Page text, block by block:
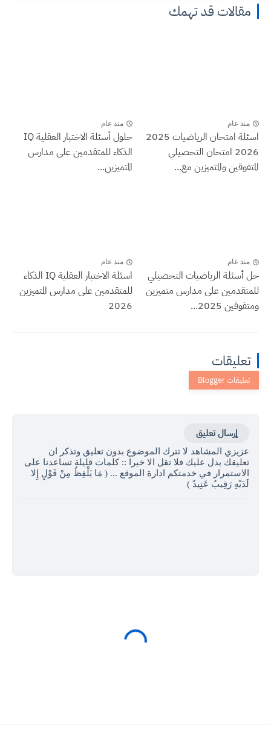
مقالات قد تهمك
منذ عام
اسئلة امتحان الرياضيات 2025
2026 امتحان التحصيلي
المتفوقين والمتميزين مع...
منذ عام
حلول أسئلة الاختبار العقلية IQ
الذكاء للمتقدمين على مدارس
المتميزين...
منذ عام
حل أسئلة الرياضيات التحصيلي
للمتقدمين على مدارس متميزين
ومتفوقين 2025...
منذ عام
اسئلة الاختبار العقلية IQ الذكاء
للمتقدمين على مدارس المتميزين
2026
تعليقات
إرسال تعليق
عزيزي المشاهد لا تترك الموضوع بدون تعليق وتذكر ان
تعليقك يدل عليك فلا تقل الا خيرا :: كلمات قليلة تساعدنا على
الاستمرار في خدمتكم ادارة الموقع ... ( مَا يَلْفِظُ مِنْ قَوْلٍ إِلا
لَدَيْهِ رَقِيبٌ عَتِيدٌ )